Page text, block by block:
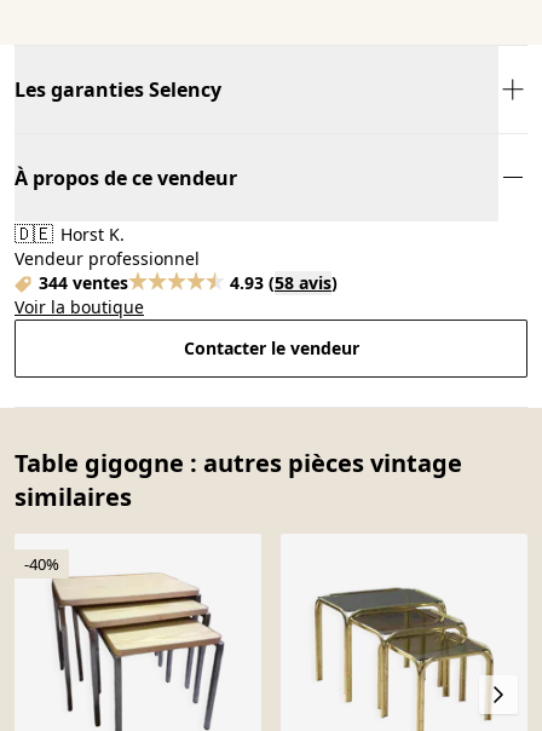
Les garanties Selency
À propos de ce vendeur
🇩🇪 Horst K.
Vendeur professionnel
344 ventes
4.93 (58 avis)
Voir la boutique
Contacter le vendeur
Table gigogne : autres pièces vintage
similaires
-40%